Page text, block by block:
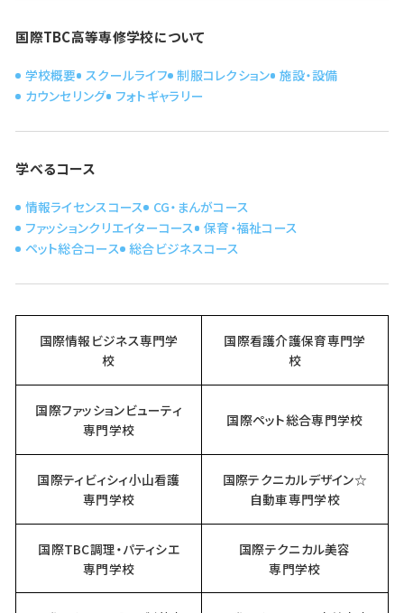
国際TBC高等専修学校について
学校概要 スクールライフ 制服コレクション 施設・設備
カウンセリング フォトギャラリー
学べるコース
情報ライセンスコース CG・まんがコース
ファッションクリエイターコース
保育・福祉コース
ペット総合コース 総合ビジネスコース
国際情報ビジネス専門学
校
国際看護介護保育専門学
校
国際ファッションビューティ
専門学校
国際ペット総合専門学校
国際ティビィシィ小山看護
専門学校
国際テクニカルデザイン☆
自動車専門学校
国際TBC調理・パティシエ
専門学校
国際テクニカル美容
専門学校